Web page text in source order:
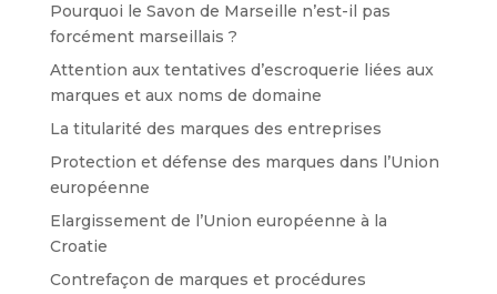
Pourquoi le Savon de Marseille n’est-il pas
forcément marseillais ?
Attention aux tentatives d’escroquerie liées aux
marques et aux noms de domaine
La titularité des marques des entreprises
Protection et défense des marques dans l’Union
européenne
Elargissement de l’Union européenne à la
Croatie
Contrefaçon de marques et procédures